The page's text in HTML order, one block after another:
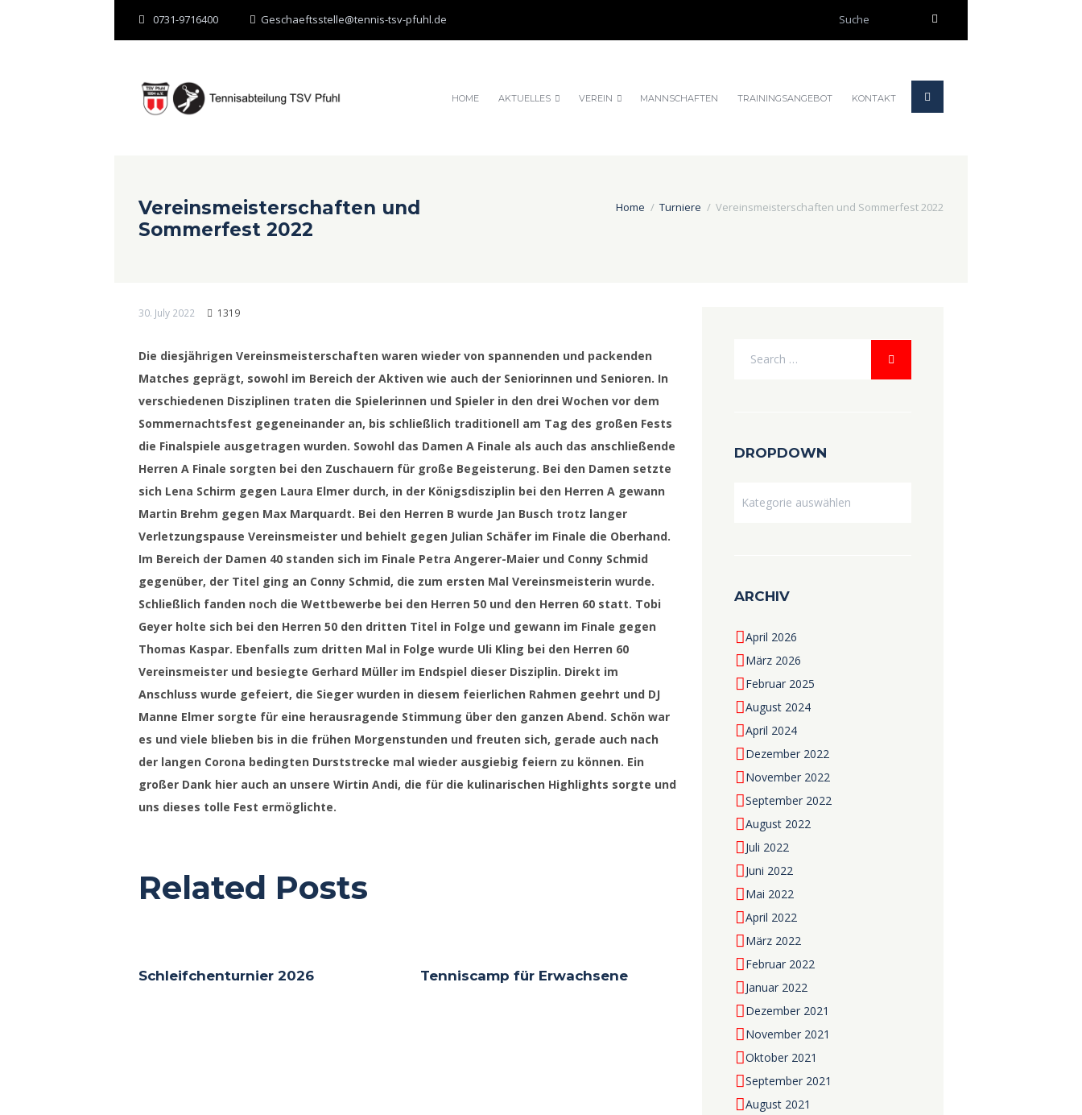
0731-9716400 Geschaeftsstelle@tennis-tsv-pfuhl.de
HOME AKTUELLES VEREIN MANNSCHAFTEN TRAININGSANGEBOT KONTAKT
Vereinsmeisterschaften und
Sommerfest 2022
Home Turniere Vereinsmeisterschaften und Sommerfest 2022
30. July 2022 1319
Die diesjährigen Vereinsmeisterschaften waren wieder von spannenden und packenden
Matches geprägt, sowohl im Bereich der Aktiven wie auch der Seniorinnen und Senioren. In
verschiedenen Disziplinen traten die Spielerinnen und Spieler in den drei Wochen vor dem
Sommernachtsfest gegeneinander an, bis schließlich traditionell am Tag des großen Fests
die Finalspiele ausgetragen wurden. Sowohl das Damen A Finale als auch das anschließende
Herren A Finale sorgten bei den Zuschauern für große Begeisterung. Bei den Damen setzte
sich Lena Schirm gegen Laura Elmer durch, in der Königsdisziplin bei den Herren A gewann
Martin Brehm gegen Max Marquardt. Bei den Herren B wurde Jan Busch trotz langer
Verletzungspause Vereinsmeister und behielt gegen Julian Schäfer im Finale die Oberhand.
Im Bereich der Damen 40 standen sich im Finale Petra Angerer-Maier und Conny Schmid
gegenüber, der Titel ging an Conny Schmid, die zum ersten Mal Vereinsmeisterin wurde.
Schließlich fanden noch die Wettbewerbe bei den Herren 50 und den Herren 60 statt. Tobi
Geyer holte sich bei den Herren 50 den dritten Titel in Folge und gewann im Finale gegen
Thomas Kaspar. Ebenfalls zum dritten Mal in Folge wurde Uli Kling bei den Herren 60
Vereinsmeister und besiegte Gerhard Müller im Endspiel dieser Disziplin. Direkt im
Anschluss wurde gefeiert, die Sieger wurden in diesem feierlichen Rahmen geehrt und DJ
Manne Elmer sorgte für eine herausragende Stimmung über den ganzen Abend. Schön war
es und viele blieben bis in die frühen Morgenstunden und freuten sich, gerade auch nach
der langen Corona bedingten Durststrecke mal wieder ausgiebig feiern zu können. Ein
großer Dank hier auch an unsere Wirtin Andi, die für die kulinarischen Highlights sorgte und
uns dieses tolle Fest ermöglichte.
Related Posts
Schleifchenturnier 2026 Tenniscamp für Erwachsene
DROPDOWN
ARCHIV
April 2026
März 2026
Februar 2025
August 2024
April 2024
Dezember 2022
November 2022
September 2022
August 2022
Juli 2022
Juni 2022
Mai 2022
April 2022
März 2022
Februar 2022
Januar 2022
Dezember 2021
November 2021
Oktober 2021
September 2021
August 2021